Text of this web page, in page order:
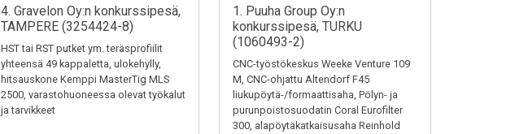
4. Gravelon Oy:n konkurssipesä,
TAMPERE (3254424-8)
HST tai RST putket ym. teräsprofiilit
yhteensä 49 kappaletta, ulokehylly,
hitsauskone Kemppi MasterTig MLS
2500, varastohuoneessa olevat työkalut
ja tarvikkeet
1. Puuha Group Oy:n
konkurssipesä, TURKU
(1060493-2)
CNC-työstökeskus Weeke Venture 109
M, CNC-ohjattu Altendorf F45
liukupöytä-/formaattisaha, Pölyn- ja
purunpoistosuodatin Coral Eurofilter
300, alapöytäkatkaisusaha Reinhold